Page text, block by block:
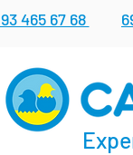
93 465 67 68